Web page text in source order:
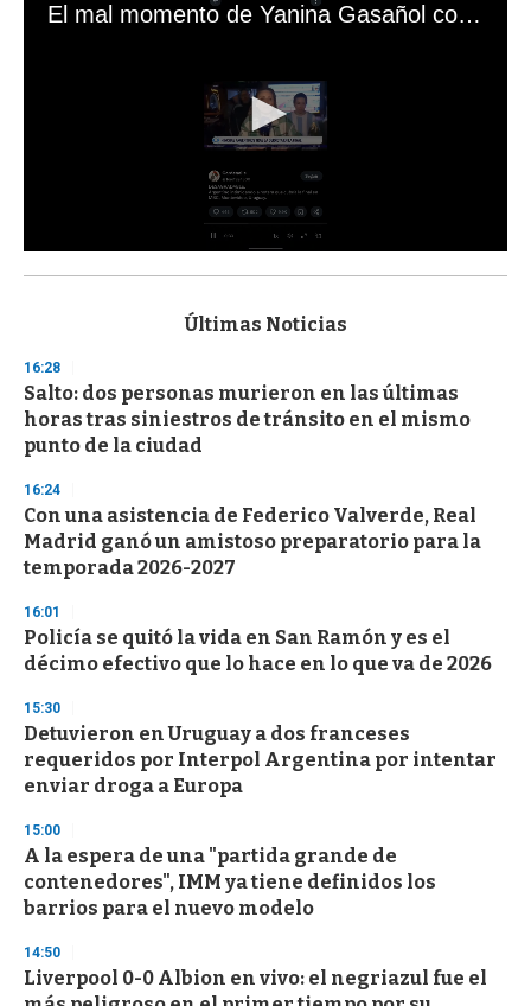
El mal momento de Yanina Gasañol con un hincha argentino en "Subrayado"
s
d
s
o
f
3
s
e
c
o
n
Últimas Noticias
16:28
Salto: dos personas murieron en las últimas
horas tras siniestros de tránsito en el mismo
punto de la ciudad
16:24
Con una asistencia de Federico Valverde, Real
Madrid ganó un amistoso preparatorio para la
temporada 2026-2027
16:01
Policía se quitó la vida en San Ramón y es el
décimo efectivo que lo hace en lo que va de 2026
15:30
Detuvieron en Uruguay a dos franceses
requeridos por Interpol Argentina por intentar
enviar droga a Europa
15:00
A la espera de una "partida grande de
contenedores", IMM ya tiene definidos los
barrios para el nuevo modelo
14:50
Liverpool 0-0 Albion en vivo: el negriazul fue el